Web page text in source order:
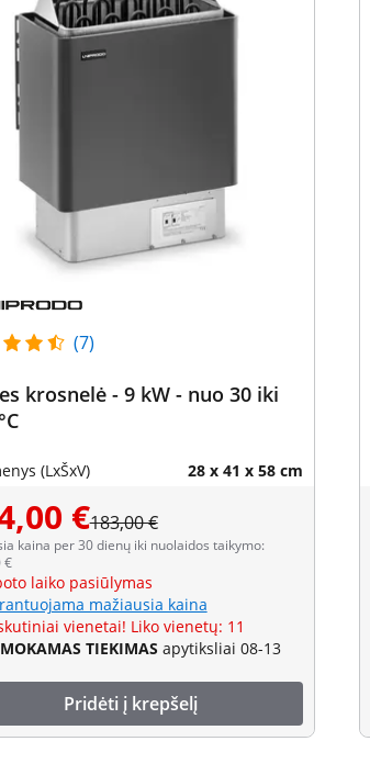
(7)
krosnelė - 9 kW - nuo 30 iki
(LxŠxV) 28 x 41 x 58 cm
€183,00 €
kaina per 30 dienų iki nuolaidos taikymo:
€
laiko pasiūlymas
mažiausia kaina
vienetai! Liko vienetų: 11
TIEKIMAS apytiksliai 08-13
Pridėti į krepšelį